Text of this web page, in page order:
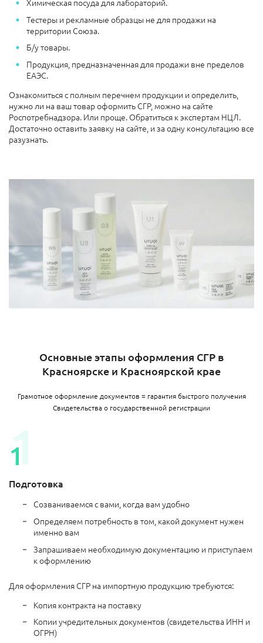
Тестеры и рекламные образцы не для продажи на
территории Союза.
Б/у товары.
Продукция, предназначенная для продажи вне пределов
ЕАЭС.
Ознакомиться с полным перечнем продукции и определить,
нужно ли на ваш товар оформить СГР, можно на сайте
Роспотребнадзора. Или проще. Обратиться к экспертам НЦЛ.
Достаточно оставить заявку на сайте, и за одну консультацию все
разузнать.
Основные этапы оформления СГР в
Красноярске и Красноярской крае
Грамотное оформление документов = гарантия быстрого получения
Свидетельства о государственной регистрации
Подготовка
Созваниваемся с вами, когда вам удобно
Определяем потребность в том, какой документ нужен
именно вам
Запрашиваем необходимую документацию и приступаем
к оформлению
Для оформления СГР на импортную продукцию требуются:
Копия контракта на поставку
Копии учредительных документов (свидетельства ИНН и
ОГРН)